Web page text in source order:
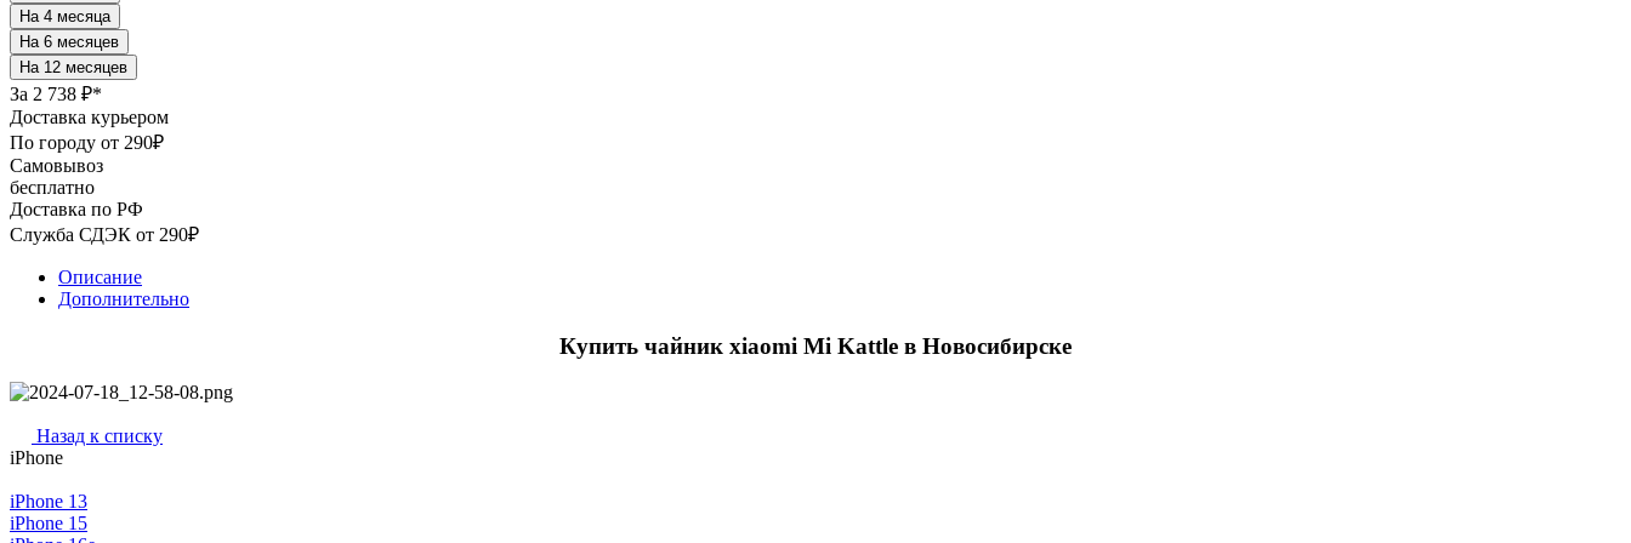
За 2 738 ₽*
Доставка курьером
По городу от 290₽
Самовывоз
бесплатно
Доставка по РФ
Служба СДЭК от 290₽
Описание
Дополнительно
Купить чайник xiaomi Mi Kattle в Новосибирске
Назад к списку
iPhone
iPhone 13
iPhone 15